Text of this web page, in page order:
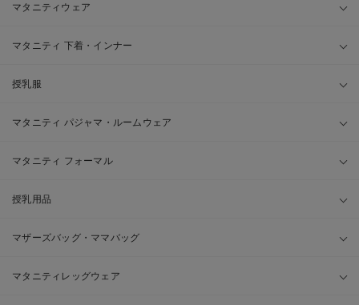
マタニティウェア
マタニティ 下着・インナー
授乳服
マタニティ パジャマ・ルームウェア
マタニティ フォーマル
授乳用品
マザーズバッグ・ママバッグ
マタニティレッグウェア